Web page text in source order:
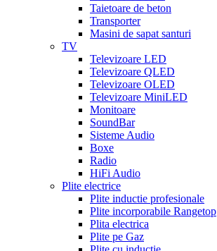
Taietoare de beton
Transporter
Masini de sapat santuri
TV
Televizoare LED
Televizoare QLED
Televizoare OLED
Televizoare MiniLED
Monitoare
SoundBar
Sisteme Audio
Boxe
Radio
HiFi Audio
Plite electrice
Plite inductie profesionale
Plite incorporabile Rangetop
Plita electrica
Plite pe Gaz